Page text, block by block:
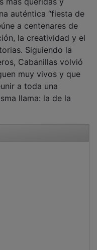
auténtica “fiesta de
a centenares de
la creatividad y el
Siguiendo la
Cabanillas volvió
muy vivos y que
a toda una
llama: la de la